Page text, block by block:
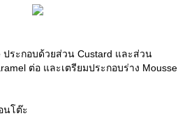
ประกอบด้วยส่วน Custard และส่วน
ต่อ และเตรียมประกอบร่าง Mousse
นโต๊ะ